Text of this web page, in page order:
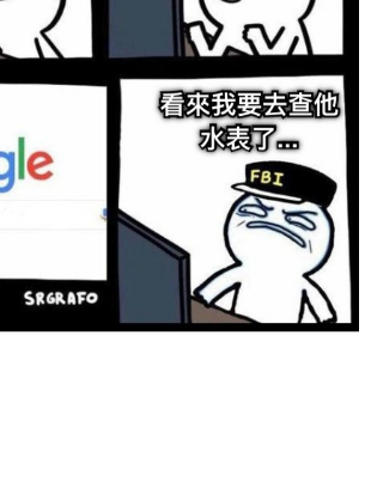
自定义
立刻支付
布内容，请购买会员或者提升权限。
6位以上
6位以上